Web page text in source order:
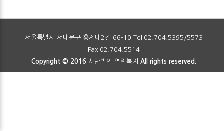
서울특별시 서대문구 홍제내2길 66-10 Tel:02.704.5395/5573
Fax:02.704.5514
Copyright © 2016 사단법인 열린복지 All rights reserved.